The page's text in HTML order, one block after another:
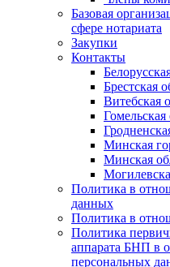
Базовая
сфере нотариата
Закупки
Контакты
Брестская
Витебская
Гомельская
Минская
Минская
Политика в
данных
Политика в
Политика
аппарата БНП в
персональных